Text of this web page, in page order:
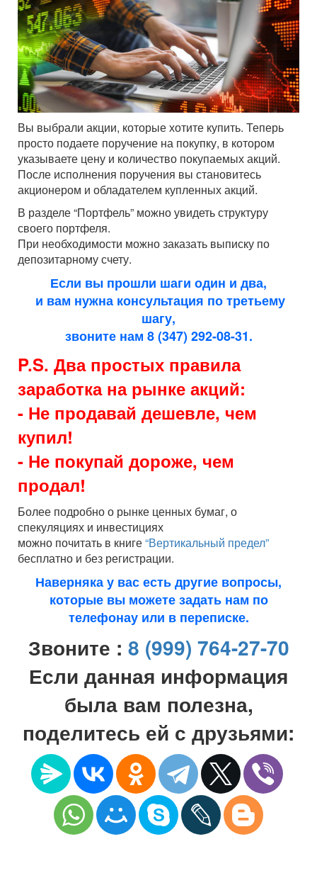
Вы выбрали акции, которые хотите купить. Теперь
просто подаете поручение на покупку, в котором
указываете цену и количество покупаемых акций.
После исполнения поручения вы становитесь
акционером и обладателем купленных акций.
В разделе “Портфель” можно увидеть структуру
своего портфеля.
При необходимости можно заказать выписку по
депозитарному счету.
Если вы прошли шаги один и два,
и вам нужна консультация по третьему
шагу,
звоните нам 8 (347) 292-08-31.
P.S. Два простых правила
заработка на рынке акций:
- Не продавай дешевле, чем
купил!
- Не покупай дороже, чем
продал!
Более подробно о рынке ценных бумаг, о
спекуляциях и инвестициях
можно почитать в книге“Вертикальный предел”
бесплатно и без регистрации.
Наверняка у вас есть другие вопросы,
которые вы можете задать нам по
телефонау или в переписке.
Звоните : 8 (999) 764-27-70
Если данная информация
была вам полезна,
поделитесь ей с друзьями: